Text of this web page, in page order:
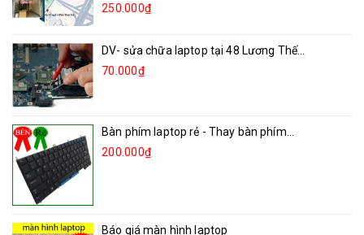
250.000₫
DV- sửa chữa laptop tại 48 Lương Thế...
70.000₫
Bàn phím laptop rẻ - Thay bàn phím...
200.000₫
Báo giá màn hình laptop